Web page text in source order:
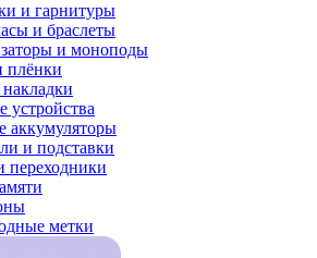
и гарнитуры
и браслеты
и моноподы
плёнки
устройства
аккумуляторы
и подставки
переходники
метки